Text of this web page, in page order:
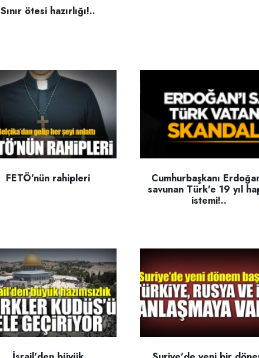
Sınır ötesi hazırlığı!..
FETÖ'nün rahipleri
Cumhurbaşkanı
savunan Türk'e 19 yıl
istemi!..